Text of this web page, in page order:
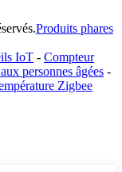
Produits phares
IoT - Compteur
personnes âgées -
Zigbee